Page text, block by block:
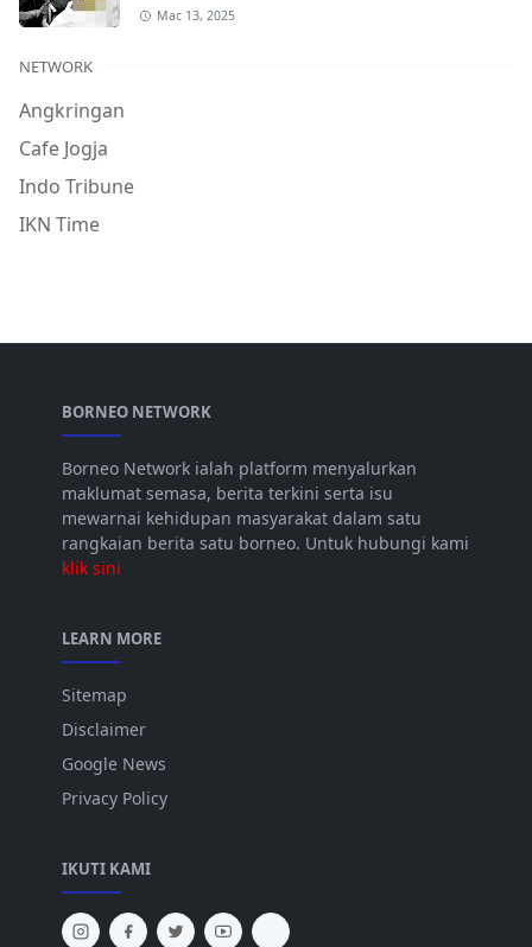
Mac 13, 2025
NETWORK
Angkringan
Cafe Jogja
Indo Tribune
IKN Time
BORNEO NETWORK
Borneo Network ialah platform menyalurkan
maklumat semasa, berita terkini serta isu
mewarnai kehidupan masyarakat dalam satu
rangkaian berita satu borneo. Untuk hubungi kami
klik sini
LEARN MORE
Sitemap
Disclaimer
Google News
Privacy Policy
IKUTI KAMI